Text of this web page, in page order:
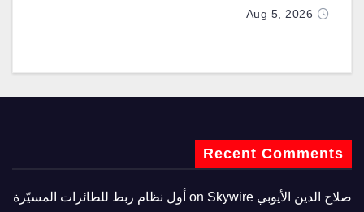
تزويدها بطائرتي “كيه سي-390 ميلينيوم”
Aug 5, 2026
Recent Comments
صلاح الدين الأيوبي
Skywire أول نظام ربط للطائرات المسيّرة